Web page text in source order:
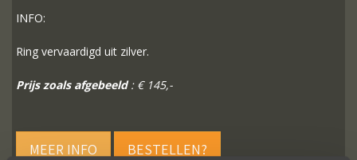
INFO:
Ring vervaardigd uit zilver.
Prijs zoals afgebeeld: € 145,-
MEER INFO BESTELLEN?